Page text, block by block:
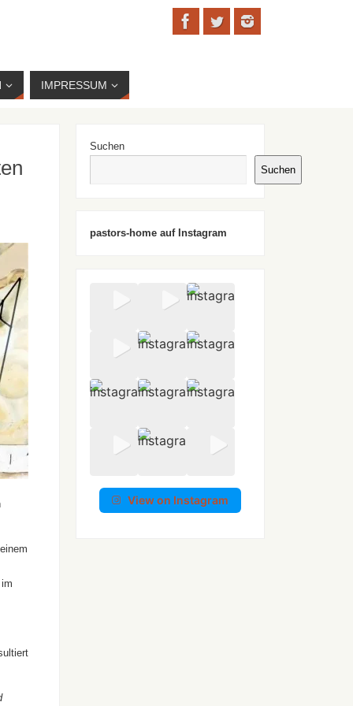
IMPRESSUM
Suchen
Suchen
pastors-home auf Instagram
View on Instagram